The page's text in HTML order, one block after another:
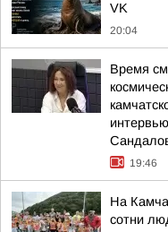
VK
20:04
Время
19:46
На
сотни